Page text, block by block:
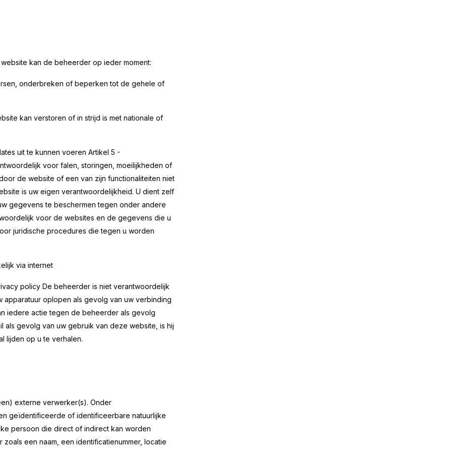
kan de beheerder op ieder moment:
onderbreken of beperken tot de gehele of
kan verstoren of in strijd is met nationale of
uit te kunnen voeren Artikel 5 -
voor falen, storingen, moeilijkheden of
de website of een van zijn functionaliteiten niet
is uw eigen verantwoordelijkheid. U dient zelf
gegevens te beschermen tegen onder andere
voor de websites en de gegevens die u
juridische procedures die tegen u worden
via internet
policy De beheerder is niet verantwoordelijk
oplopen als gevolg van uw verbinding
iedere actie tegen de beheerder als gevolg
gevolg van uw gebruik van deze website, is hij
lijden op u te verhalen.
externe verwerker(s). Onder
geïdentificeerde of identificeerbare natuurlijke
persoon die direct of indirect kan worden
een naam, een identificatienummer, locatie